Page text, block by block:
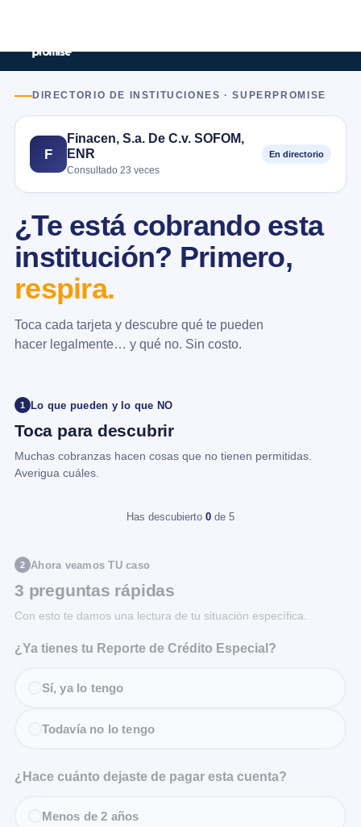
DIRECTORIO DE INSTITUCIONES · SUPERPROMISE
F
Finacen, S.a. De C.v. SOFOM,
ENR
Consultado 23 veces
En directorio
¿Te está cobrando esta
institución? Primero,
respira.
Toca cada tarjeta y descubre qué te pueden
hacer legalmente… y qué no. Sin costo.
1 Lo que pueden y lo que NO
Toca para descubrir
Muchas cobranzas hacen cosas que no tienen permitidas.
Averigua cuáles.
Has descubierto 0 de 5
2 Ahora veamos TU caso
3 preguntas rápidas
Con esto te damos una lectura de tu situación específica.
¿Ya tienes tu Reporte de Crédito Especial?
Sí, ya lo tengo
Todavía no lo tengo
¿Hace cuánto dejaste de pagar esta cuenta?
Menos de 2 años